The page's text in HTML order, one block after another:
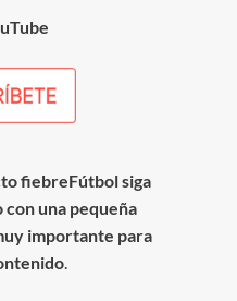
fiebreFútbol siga
una pequeña
importante para
.